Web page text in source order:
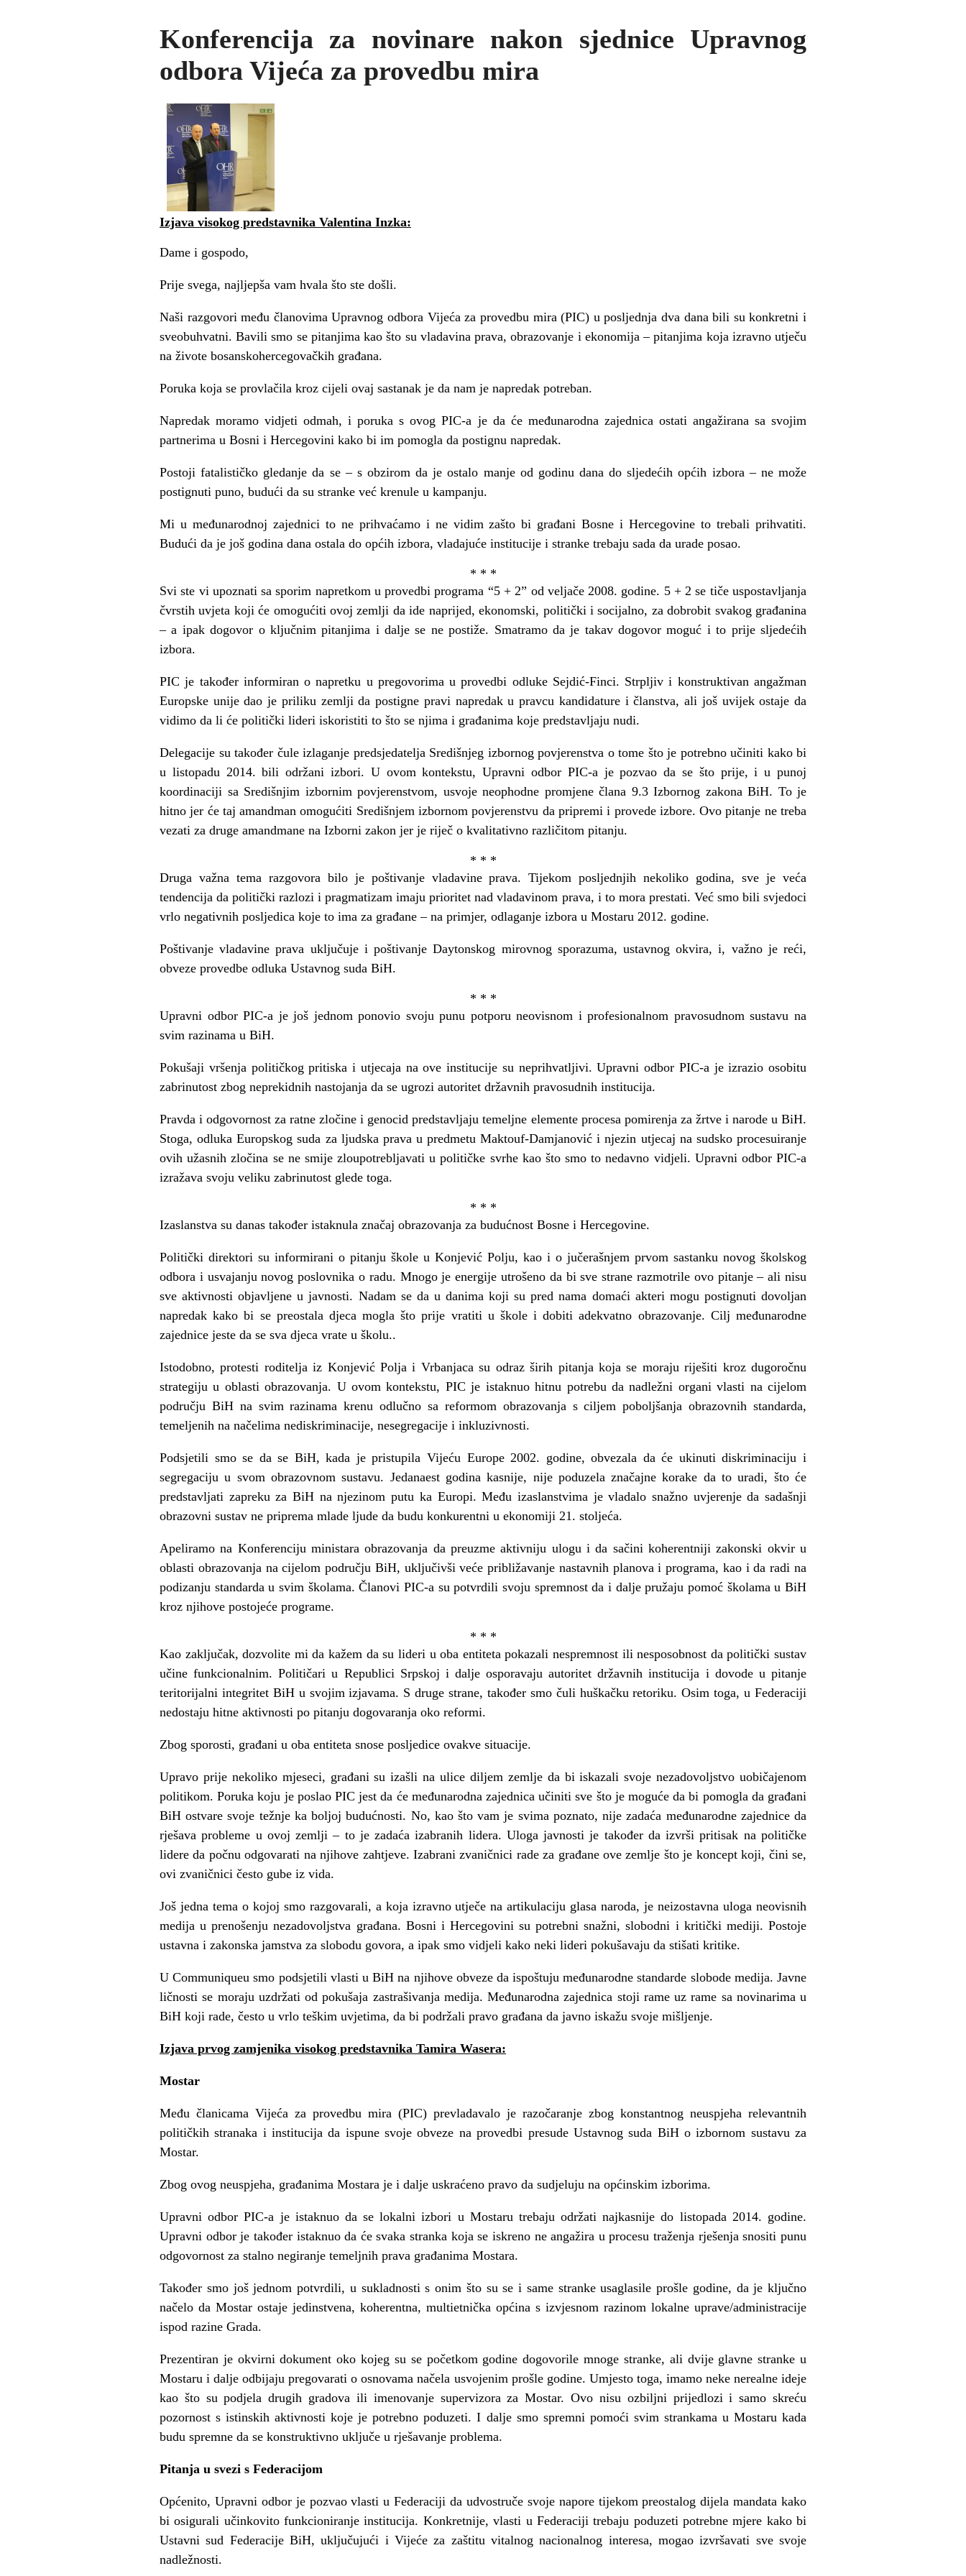
Konferencija za novinare nakon sjednice Upravnog
odbora Vijeća za provedbu mira
Izjava visokog predstavnika Valentina Inzka:
Dame i gospodo,
Prije svega, najljepša vam hvala što ste došli.
Naši razgovori među članovima Upravnog odbora Vijeća za provedbu mira (PIC) u posljednja dva dana bili su konkretni i
sveobuhvatni. Bavili smo se pitanjima kao što su vladavina prava, obrazovanje i ekonomija – pitanjima koja izravno utječu
na živote bosanskohercegovačkih građana.
Poruka koja se provlačila kroz cijeli ovaj sastanak je da nam je napredak potreban.
Napredak moramo vidjeti odmah, i poruka s ovog PIC-a je da će međunarodna zajednica ostati angažirana sa svojim
partnerima u Bosni i Hercegovini kako bi im pomogla da postignu napredak.
Postoji fatalističko gledanje da se – s obzirom da je ostalo manje od godinu dana do sljedećih općih izbora – ne može
postignuti puno, budući da su stranke već krenule u kampanju.
Mi u međunarodnoj zajednici to ne prihvaćamo i ne vidim zašto bi građani Bosne i Hercegovine to trebali prihvatiti.
Budući da je još godina dana ostala do općih izbora, vladajuće institucije i stranke trebaju sada da urade posao.
* * *
Svi ste vi upoznati sa sporim napretkom u provedbi programa “5 + 2” od veljače 2008. godine. 5 + 2 se tiče uspostavljanja
čvrstih uvjeta koji će omogućiti ovoj zemlji da ide naprijed, ekonomski, politički i socijalno, za dobrobit svakog građanina
– a ipak dogovor o ključnim pitanjima i dalje se ne postiže. Smatramo da je takav dogovor moguć i to prije sljedećih
izbora.
PIC je također informiran o napretku u pregovorima u provedbi odluke Sejdić-Finci. Strpljiv i konstruktivan angažman
Europske unije dao je priliku zemlji da postigne pravi napredak u pravcu kandidature i članstva, ali još uvijek ostaje da
vidimo da li će politički lideri iskoristiti to što se njima i građanima koje predstavljaju nudi.
Delegacije su također čule izlaganje predsjedatelja Središnjeg izbornog povjerenstva o tome što je potrebno učiniti kako bi
u listopadu 2014. bili održani izbori. U ovom kontekstu, Upravni odbor PIC-a je pozvao da se što prije, i u punoj
koordinaciji sa Središnjim izbornim povjerenstvom, usvoje neophodne promjene člana 9.3 Izbornog zakona BiH. To je
hitno jer će taj amandman omogućiti Središnjem izbornom povjerenstvu da pripremi i provede izbore. Ovo pitanje ne treba
vezati za druge amandmane na Izborni zakon jer je riječ o kvalitativno različitom pitanju.
* * *
Druga važna tema razgovora bilo je poštivanje vladavine prava. Tijekom posljednjih nekoliko godina, sve je veća
tendencija da politički razlozi i pragmatizam imaju prioritet nad vladavinom prava, i to mora prestati. Već smo bili svjedoci
vrlo negativnih posljedica koje to ima za građane – na primjer, odlaganje izbora u Mostaru 2012. godine.
Poštivanje vladavine prava uključuje i poštivanje Daytonskog mirovnog sporazuma, ustavnog okvira, i, važno je reći,
obveze provedbe odluka Ustavnog suda BiH.
* * *
Upravni odbor PIC-a je još jednom ponovio svoju punu potporu neovisnom i profesionalnom pravosudnom sustavu na
svim razinama u BiH.
Pokušaji vršenja političkog pritiska i utjecaja na ove institucije su neprihvatljivi. Upravni odbor PIC-a je izrazio osobitu
zabrinutost zbog neprekidnih nastojanja da se ugrozi autoritet državnih pravosudnih institucija.
Pravda i odgovornost za ratne zločine i genocid predstavljaju temeljne elemente procesa pomirenja za žrtve i narode u BiH.
Stoga, odluka Europskog suda za ljudska prava u predmetu Maktouf-Damjanović i njezin utjecaj na sudsko procesuiranje
ovih užasnih zločina se ne smije zloupotrebljavati u političke svrhe kao što smo to nedavno vidjeli. Upravni odbor PIC-a
izražava svoju veliku zabrinutost glede toga.
* * *
Izaslanstva su danas također istaknula značaj obrazovanja za budućnost Bosne i Hercegovine.
Politički direktori su informirani o pitanju škole u Konjević Polju, kao i o jučerašnjem prvom sastanku novog školskog
odbora i usvajanju novog poslovnika o radu. Mnogo je energije utrošeno da bi sve strane razmotrile ovo pitanje – ali nisu
sve aktivnosti objavljene u javnosti. Nadam se da u danima koji su pred nama domaći akteri mogu postignuti dovoljan
napredak kako bi se preostala djeca mogla što prije vratiti u škole i dobiti adekvatno obrazovanje. Cilj međunarodne
zajednice jeste da se sva djeca vrate u školu..
Istodobno, protesti roditelja iz Konjević Polja i Vrbanjaca su odraz širih pitanja koja se moraju riješiti kroz dugoročnu
strategiju u oblasti obrazovanja. U ovom kontekstu, PIC je istaknuo hitnu potrebu da nadležni organi vlasti na cijelom
području BiH na svim razinama krenu odlučno sa reformom obrazovanja s ciljem poboljšanja obrazovnih standarda,
temeljenih na načelima nediskriminacije, nesegregacije i inkluzivnosti.
Podsjetili smo se da se BiH, kada je pristupila Vijeću Europe 2002. godine, obvezala da će ukinuti diskriminaciju i
segregaciju u svom obrazovnom sustavu. Jedanaest godina kasnije, nije poduzela značajne korake da to uradi, što će
predstavljati zapreku za BiH na njezinom putu ka Europi. Među izaslanstvima je vladalo snažno uvjerenje da sadašnji
obrazovni sustav ne priprema mlade ljude da budu konkurentni u ekonomiji 21. stoljeća.
Apeliramo na Konferenciju ministara obrazovanja da preuzme aktivniju ulogu i da sačini koherentniji zakonski okvir u
oblasti obrazovanja na cijelom području BiH, uključivši veće približavanje nastavnih planova i programa, kao i da radi na
podizanju standarda u svim školama. Članovi PIC-a su potvrdili svoju spremnost da i dalje pružaju pomoć školama u BiH
kroz njihove postojeće programe.
* * *
Kao zaključak, dozvolite mi da kažem da su lideri u oba entiteta pokazali nespremnost ili nesposobnost da politički sustav
učine funkcionalnim. Političari u Republici Srpskoj i dalje osporavaju autoritet državnih institucija i dovode u pitanje
teritorijalni integritet BiH u svojim izjavama. S druge strane, također smo čuli huškačku retoriku. Osim toga, u Federaciji
nedostaju hitne aktivnosti po pitanju dogovaranja oko reformi.
Zbog sporosti, građani u oba entiteta snose posljedice ovakve situacije.
Upravo prije nekoliko mjeseci, građani su izašli na ulice diljem zemlje da bi iskazali svoje nezadovoljstvo uobičajenom
politikom. Poruka koju je poslao PIC jest da će međunarodna zajednica učiniti sve što je moguće da bi pomogla da građani
BiH ostvare svoje težnje ka boljoj budućnosti. No, kao što vam je svima poznato, nije zadaća međunarodne zajednice da
rješava probleme u ovoj zemlji – to je zadaća izabranih lidera. Uloga javnosti je također da izvrši pritisak na političke
lidere da počnu odgovarati na njihove zahtjeve. Izabrani zvaničnici rade za građane ove zemlje što je koncept koji, čini se,
ovi zvaničnici često gube iz vida.
Još jedna tema o kojoj smo razgovarali, a koja izravno utječe na artikulaciju glasa naroda, je neizostavna uloga neovisnih
medija u prenošenju nezadovoljstva građana. Bosni i Hercegovini su potrebni snažni, slobodni i kritički mediji. Postoje
ustavna i zakonska jamstva za slobodu govora, a ipak smo vidjeli kako neki lideri pokušavaju da stišati kritike.
U Communiqueu smo podsjetili vlasti u BiH na njihove obveze da ispoštuju međunarodne standarde slobode medija. Javne
ličnosti se moraju uzdržati od pokušaja zastrašivanja medija. Međunarodna zajednica stoji rame uz rame sa novinarima u
BiH koji rade, često u vrlo teškim uvjetima, da bi podržali pravo građana da javno iskažu svoje mišljenje.
Izjava prvog zamjenika visokog predstavnika Tamira Wasera:
Mostar
Među članicama Vijeća za provedbu mira (PIC) prevladavalo je razočaranje zbog konstantnog neuspjeha relevantnih
političkih stranaka i institucija da ispune svoje obveze na provedbi presude Ustavnog suda BiH o izbornom sustavu za
Mostar.
Zbog ovog neuspjeha, građanima Mostara je i dalje uskraćeno pravo da sudjeluju na općinskim izborima.
Upravni odbor PIC-a je istaknuo da se lokalni izbori u Mostaru trebaju održati najkasnije do listopada 2014. godine.
Upravni odbor je također istaknuo da će svaka stranka koja se iskreno ne angažira u procesu traženja rješenja snositi punu
odgovornost za stalno negiranje temeljnih prava građanima Mostara.
Također smo još jednom potvrdili, u sukladnosti s onim što su se i same stranke usaglasile prošle godine, da je ključno
načelo da Mostar ostaje jedinstvena, koherentna, multietnička općina s izvjesnom razinom lokalne uprave/administracije
ispod razine Grada.
Prezentiran je okvirni dokument oko kojeg su se početkom godine dogovorile mnoge stranke, ali dvije glavne stranke u
Mostaru i dalje odbijaju pregovarati o osnovama načela usvojenim prošle godine. Umjesto toga, imamo neke nerealne ideje
kao što su podjela drugih gradova ili imenovanje supervizora za Mostar. Ovo nisu ozbiljni prijedlozi i samo skreću
pozornost s istinskih aktivnosti koje je potrebno poduzeti. I dalje smo spremni pomoći svim strankama u Mostaru kada
budu spremne da se konstruktivno uključe u rješavanje problema.
Pitanja u svezi s Federacijom
Općenito, Upravni odbor je pozvao vlasti u Federaciji da udvostruče svoje napore tijekom preostalog dijela mandata kako
bi osigurali učinkovito funkcioniranje institucija. Konkretnije, vlasti u Federaciji trebaju poduzeti potrebne mjere kako bi
Ustavni sud Federacije BiH, uključujući i Vijeće za zaštitu vitalnog nacionalnog interesa, mogao izvršavati sve svoje
nadležnosti.